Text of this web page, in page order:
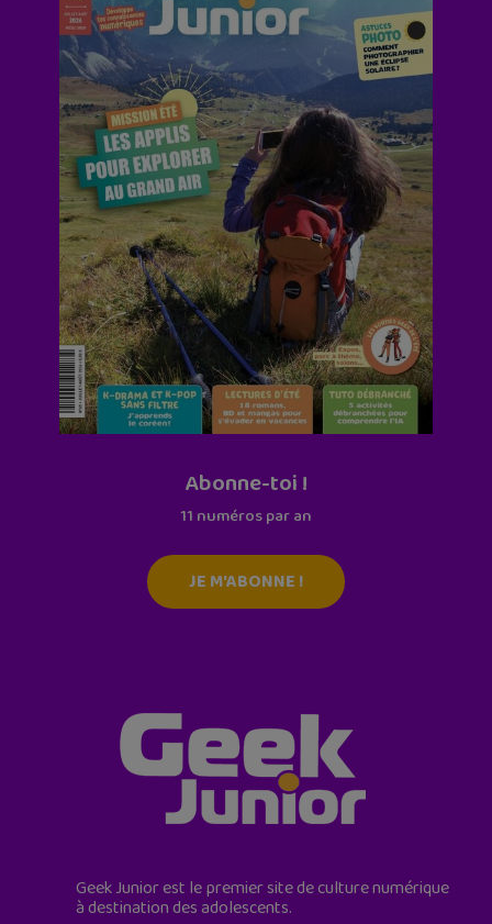
Abonne-toi !
11 numéros par an
JE M'ABONNE !
Geek Junior est le premier site de culture numérique
à destination des adolescents.